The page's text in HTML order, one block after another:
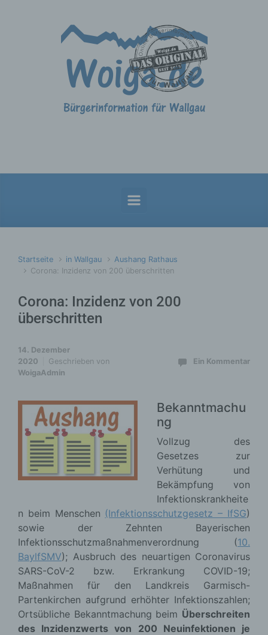
Startseite in Wallgau
Aushang Rathaus
Corona: Inzidenz von 200 überschritten
Corona: Inzidenz von 200
überschritten
14. Dezember
2020
Geschrieben von
WoigaAdmin
Ein Kommentar
Bekanntmachu
ng
Vollzug des
Gesetzes zur
Verhütung und
Bekämpfung von
Infektionskrankheite
n beim Menschen (Infektionsschutzgesetz – IfSG)
sowie der Zehnten Bayerischen
Infektionsschutzmaßnahmenverordnung (10.
BaylfSMV); Ausbruch des neuartigen Coronavirus
SARS-CoV-2 bzw. Erkrankung COVID-19;
Maßnahmen für den Landkreis Garmisch-
Partenkirchen aufgrund erhöhter Infektionszahlen;
Ortsübliche Bekanntmachung beim Überschreiten
des Inzidenzwerts von 200 Neuinfektionen je